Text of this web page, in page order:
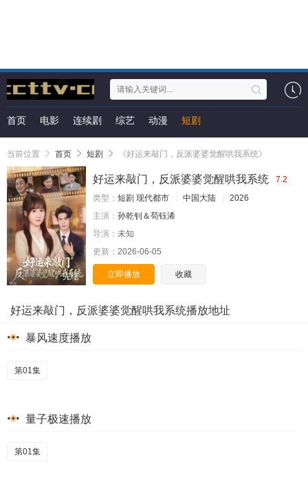
首页 电影 连续剧 综艺 动漫 短剧
当前位置 首页 短剧 《好运来敲门，反派婆婆觉醒哄我系统》
完结
好运来敲门，反派婆婆觉醒哄我系统
7.2
类型： 短剧 现代都市 中国大陆
2026
主演： 孙乾钊＆苟钰浠
导演： 未知
更新： 2026-06-05
立即播放 收藏
好运来敲门，反派婆婆觉醒哄我系统播放地址
暴风速度播放
第01集
量子极速播放
第01集